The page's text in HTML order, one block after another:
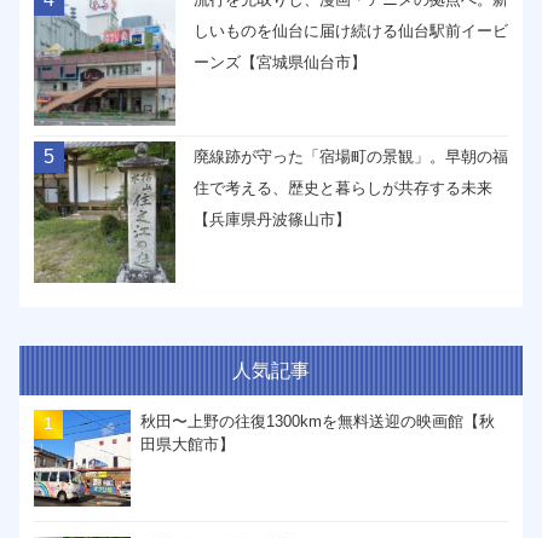
しいものを仙台に届け続ける仙台駅前イービ
ーンズ【宮城県仙台市】
5
廃線跡が守った「宿場町の景観」。早朝の福
住で考える、歴史と暮らしが共存する未来
【兵庫県丹波篠山市】
人気記事
秋田〜上野の往復1300kmを無料送迎の映画館【秋
田県大館市】